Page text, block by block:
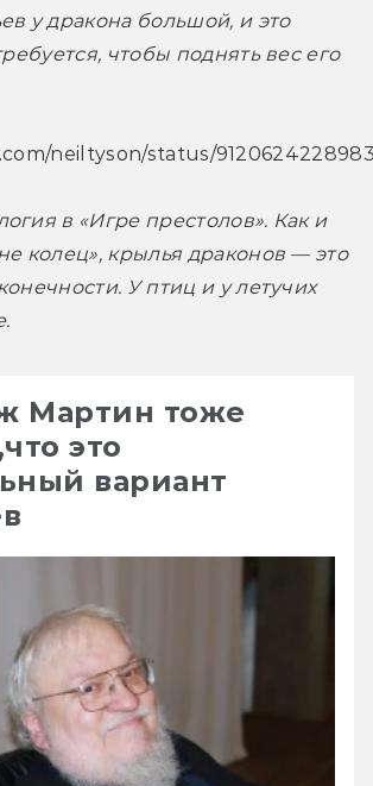
у дракона большой, и это
чтобы поднять вес его
neiltyson/status/
в «Игре престолов». Как и
колец», крылья драконов — это
У птиц и у летучих
Мартин тоже
это
вариант